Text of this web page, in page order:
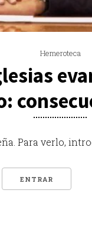
Hemeroteca
Para verlo,